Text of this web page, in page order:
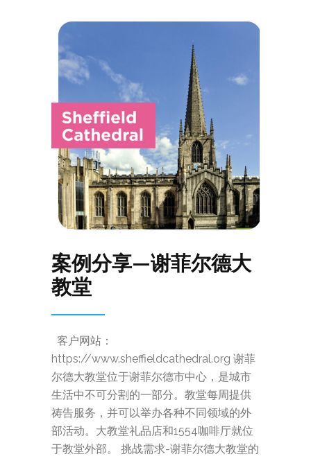
案例分享—谢菲尔德大
教堂
客户网站：
https://www.sheffieldcathedral.org 谢菲
尔德大教堂位于谢菲尔德市中心，是城市
生活中不可分割的一部分。教堂每周提供
祷告服务，并可以举办各种不同领域的外
部活动。大教堂礼品店和1554咖啡厅就位
于教堂外部。 挑战需求-谢菲尔德大教堂的